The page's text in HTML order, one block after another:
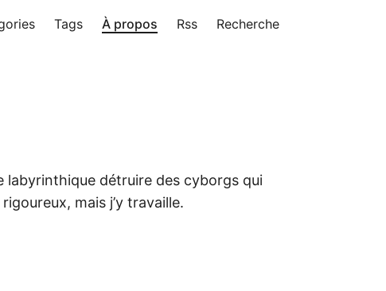
Tags À propos Rss Recherche
labyrinthique détruire des cyborgs qui
mais j’y travaille.